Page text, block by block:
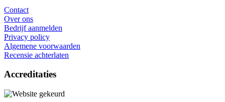
Contact
Over ons
Bedrijf aanmelden
Privacy policy
Algemene voorwaarden
Recensie achterlaten
Accreditaties